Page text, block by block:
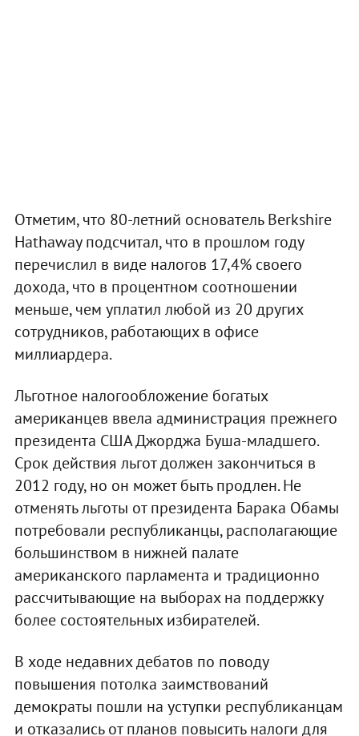
Отметим, что 80-летний основатель Вerkshire
Hathaway подсчитал, что в прошлом году
перечислил в виде налогов 17,4% своего
дохода, что в процентном соотношении
меньше, чем уплатил любой из 20 других
сотрудников, работающих в офисе
миллиардера.
Льготное налогообложение богатых
американцев ввела администрация прежнего
президента США Джорджа Буша-младшего.
Срок действия льгот должен закончиться в
2012 году, но он может быть продлен. Не
отменять льготы от президента Барака Обамы
потребовали республиканцы, располагающие
большинством в нижней палате
американского парламента и традиционно
рассчитывающие на выборах на поддержку
более состоятельных избирателей.
В ходе недавних дебатов по поводу
повышения потолка заимствований
демократы пошли на уступки республиканцам
и отказались от планов повысить налоги для